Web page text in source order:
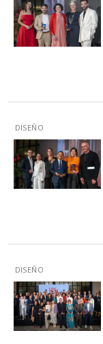
DISEÑO
DISEÑO